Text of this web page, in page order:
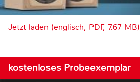
Jetzt laden (englisch, PDF, 7.67 MB)
kostenloses Probeexemplar